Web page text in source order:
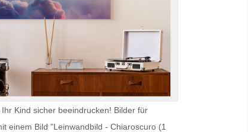
Kind sicher beeindrucken! Bilder für
einem Bild "Leinwandbild - Chiaroscuro (1